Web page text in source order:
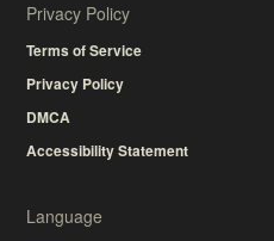
Privacy Policy
Terms of Service
Privacy Policy
DMCA
Accessibility Statement
Language